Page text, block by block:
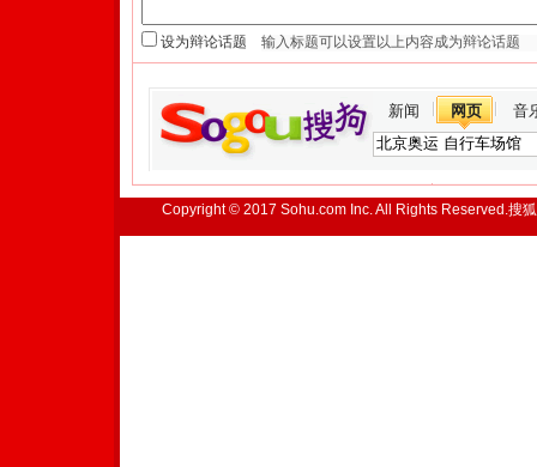
设为辩论话题
新闻 网页 音
Copyright © 2017 Sohu.com Inc. All Rights Reserved.搜